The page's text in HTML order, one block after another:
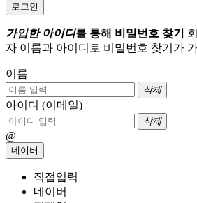
로그인
가입한 아이디를 통해 비밀번호 찾기
자 이름과 아이디로 비밀번호 찾기가
이름
삭제
아이디 (이메일)
삭제
@
네이버
직접입력
네이버